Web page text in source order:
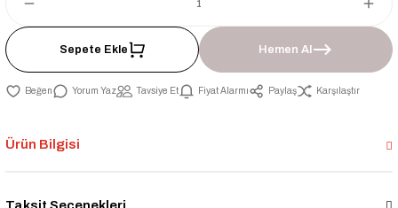
Sepete Ekle Hemen Al
Yorum Yaz Tavsiye Et Fiyat Alarmı Paylaş Karşılaştır
Ürün Bilgisi